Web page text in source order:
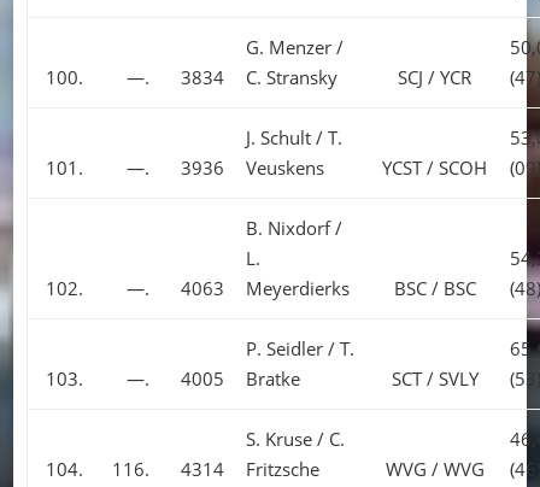
100. —. 3834
G. Menzer /
C. Stransky
SCJ / YCR
(47)
101. —. 3936
J. Schult / T.
Veuskens
YCST / SCOH
(09)
102. —. 4063
B. Nixdorf /
L.
Meyerdierks
BSC / BSC
(48)
103. —. 4005
P. Seidler / T.
Bratke
SCT / SVLY
(53)
104. 116. 4314
S. Kruse / C.
Fritzsche
WVG / WVG
(46)